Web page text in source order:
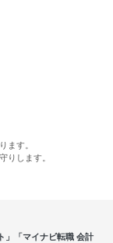
ます。
りします。
」「マイナビ転職 会計